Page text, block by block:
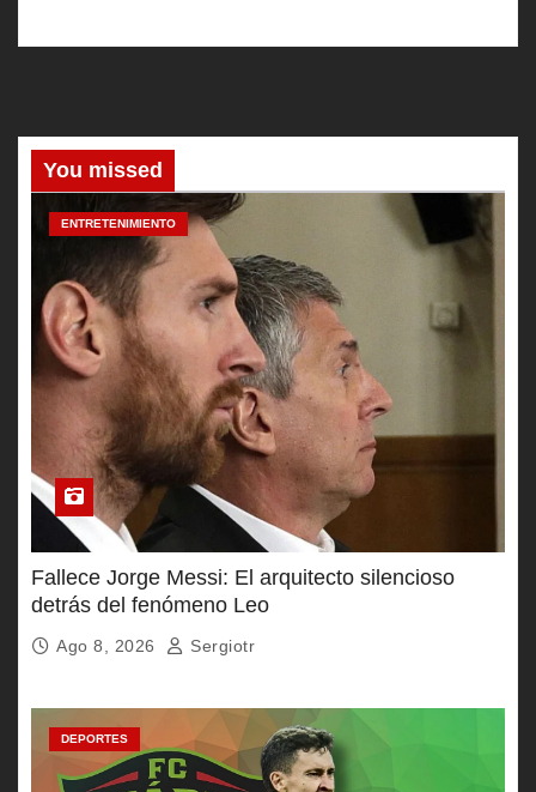
You missed
ENTRETENIMIENTO
Fallece Jorge Messi: El arquitecto silencioso
detrás del fenómeno Leo
Ago 8, 2026 Sergiotr
DEPORTES